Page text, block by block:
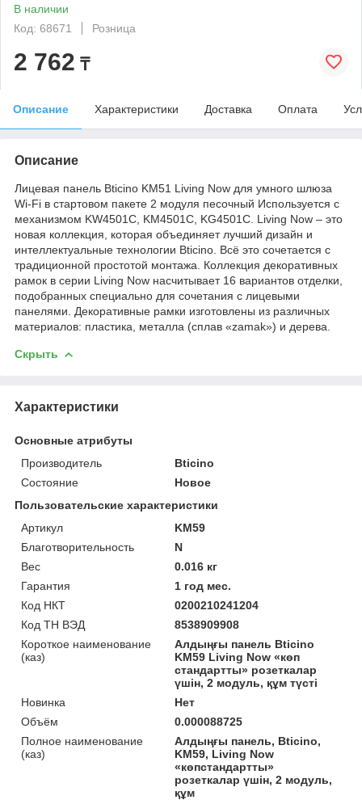
В наличии
Код: 68671
Розница
2 762 ₸
Описание Характеристики Доставка Оплата
Описание
Лицевая панель Bticino KM51 Living Now для умного шлюза
Wi-Fi в стартовом пакете 2 модуля песочный Используется с
механизмом KW4501C, KM4501C, KG4501C. Living Now – это
новая коллекция, которая объединяет лучший дизайн и
интеллектуальные технологии Bticino. Всё это сочетается с
традиционной простотой монтажа. Коллекция декоративных
рамок в серии Living Now насчитывает 16 вариантов отделки,
подобранных специально для сочетания с лицевыми
панелями. Декоративные рамки изготовлены из различных
материалов: пластика, металла (сплав «zamak») и дерева.
Скрыть
Характеристики
Основные атрибуты
Производитель
Bticino
Состояние
Новое
Пользовательские характеристики
Артикул
KM59
Благотворительность
N
Вес
0.016 кг
Гарантия
1 год мес.
Код НКТ
0200210241204
Код ТН ВЭД
8538909908
Короткое наименование
(каз)
Алдыңғы панель Bticino
KM59 Living Now «көп
стандартты» розеткалар
үшін, 2 модуль, құм түсті
Новинка
Нет
Объём
0.000088725
Полное наименование
(каз)
Алдыңғы панель, Bticino,
KM59, Living Now
«көпстандартты»
розеткалар үшін, 2 модуль,
құм